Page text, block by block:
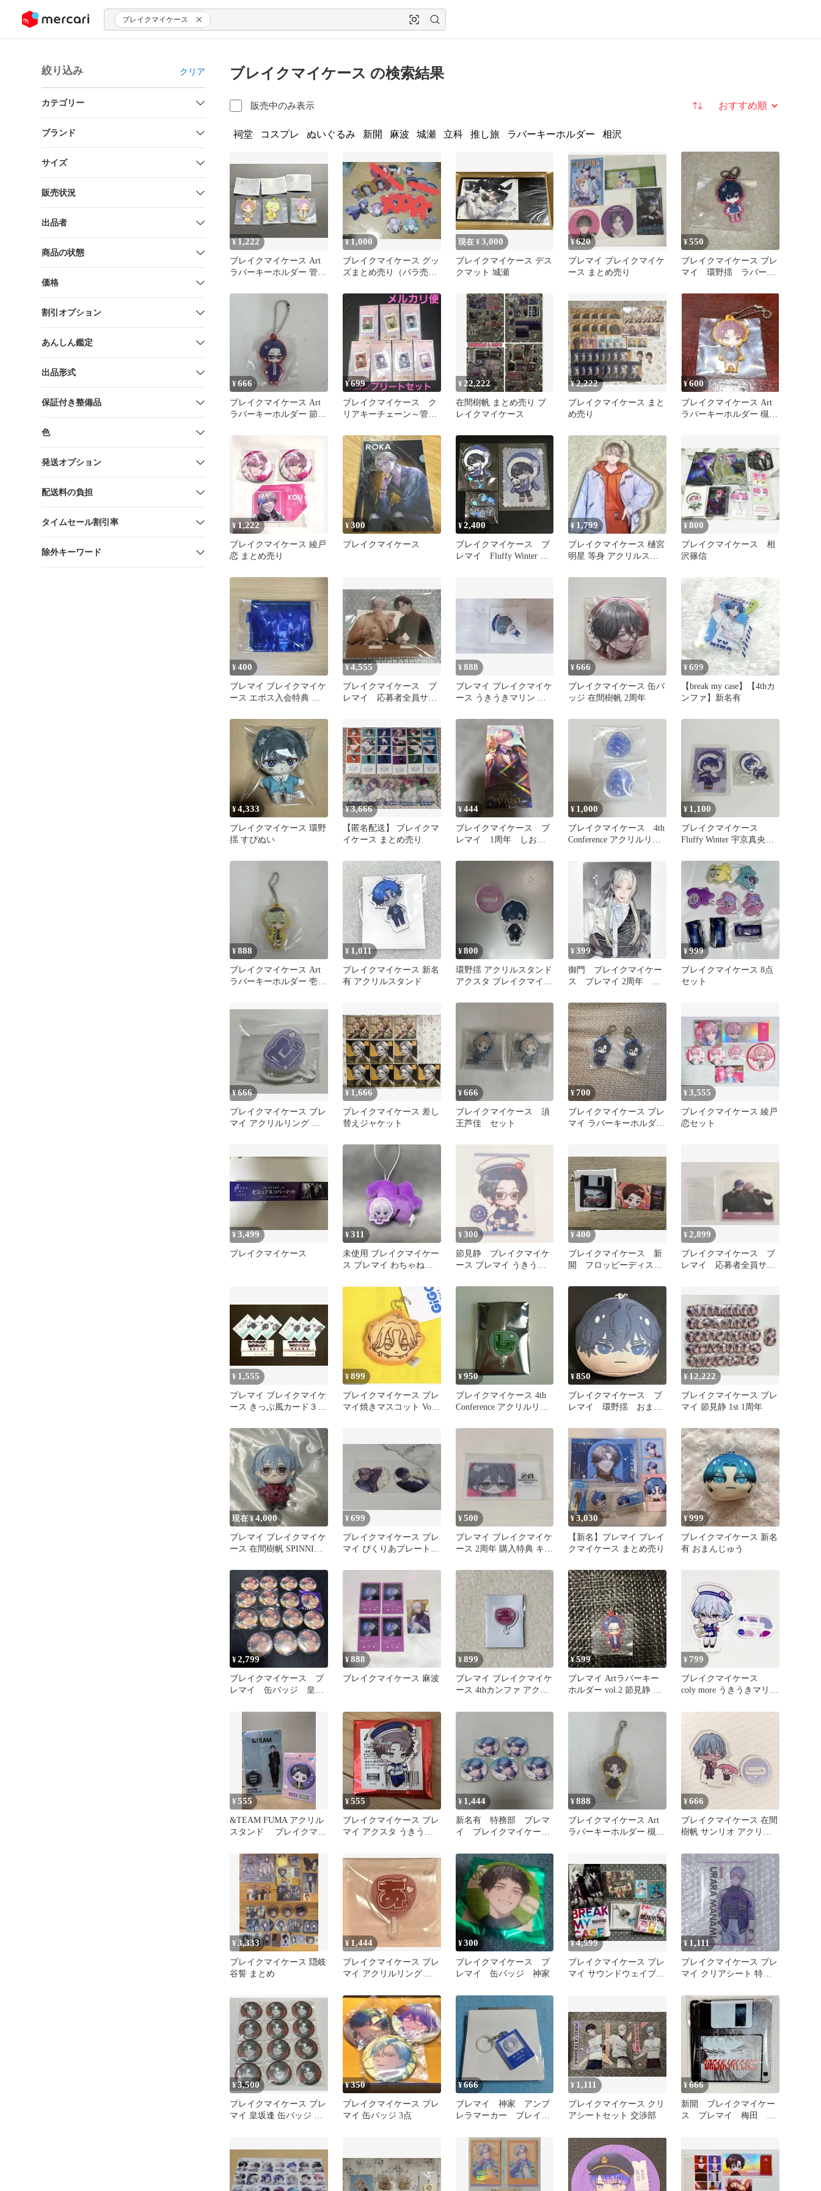
ツにスキップ ブレイクマイケース
絞り込み クリア
カテゴリー
ブランド
サイズ
販売状況
出品者
商品の状態
価格
割引オプション
あんしん鑑定
出品形式
保証付き整備品
色
発送オプション
配送料の負担
タイムセール割引率
除外キーワード
ブレイクマイケース の検索結果
販売中のみ表示 並び替え
祠堂 コスプレ ぬいぐるみ 新開 麻波 城瀬 立科 推し旅 ラバーキーホルダー 相沢
¥ 1,222
ブレイクマイケース Art
ラバーキーホルダー 管理
¥1,000
ブレイクマイケース グッ
ズまとめ売り（バラ売り
現在 ¥3,000
ブレイクマイケース デス
クマット 城瀬
¥620
ブレマイ ブレイクマイケ
ース まとめ売り
¥550
ブレイクマイケース ブレ
マイ 環野揺 ラバーキ
¥666
ブレイクマイケース Art
ラバーキーホルダー 節見
¥699
ブレイクマイケース ク
リアキーチェーン～管理
ット
¥ 22,222
在間樹帆 まとめ売り ブ
レイクマイケース
¥2,222
ブレイクマイケース まと
め売り
¥600
ブレイクマイケース Art
ラバーキーホルダー 槻本
¥1,222
ブレイクマイケース 綾戸
恋 まとめ売り
¥300
ブレイクマイケース
¥2,400
ブレイクマイケース ブ
レマイ Fluffy Winter 環
¥ 1,799
ブレイクマイケース 樋宮
明星 等身 アクリルスタ
¥800
ブレイクマイケース 相
沢篠信
¥400
ブレマイ ブレイクマイケ
ース エポス入会特典 ス
¥4,555
ブレイクマイケース ブ
レマイ 応募者全員サー
¥888
ブレマイ ブレイクマイケ
ース うきうきマリン ミ
¥666
ブレイクマイケース 缶バ
ッジ 在間樹帆 2周年
¥699
【break my case】【4thカ
ンファ】新名有
¥4,333
ブレイクマイケース 環野
揺 すぴぬい
¥3,666
【匿名配送】 ブレイクマ
イケース まとめ売り
¥444
ブレイクマイケース ブ
レマイ 1周年 しお
¥ 1,000
ブレイクマイケース 4th
Conference アクリルリン
¥ 1,100
ブレイクマイケース
Fluffy Winter 宇京真央
¥888
ブレイクマイケース Art
ラバーキーホルダー 壱川
¥ 1,011
ブレイクマイケース 新名
有 アクリルスタンド
¥800
環野揺 アクリルスタンド
アクスタ ブレイクマイケ
¥399
御門 ブレイクマイケー
ス ブレマイ 2周年 マ
¥999
ブレイクマイケース 8点
セット
¥666
ブレイクマイケース ブレ
マイ アクリルリング 隠
¥1,666
ブレイクマイケース 差し
替えジャケット
¥666
ブレイクマイケース 須
王芦佳 セット
¥700
ブレイクマイケース ブレ
マイ ラバーキーホルダー
¥3,555
ブレイクマイケース 綾戸
恋セット
¥3,499
ブレイクマイケース
¥311
未使用 ブレイクマイケー
ス ブレマイ わちゃねむ
¥300
節見静 ブレイクマイケ
ース ブレマイ うきうき
ド
¥400
ブレイクマイケース 新
開 フロッピーディスク
ド
¥ 2,899
ブレイクマイケース ブ
レマイ 応募者全員サー
¥ 1,555
ブレマイ ブレイクマイケ
ース きっぷ風カード３枚
¥899
ブレイクマイケース ブレ
マイ焼きマスコット Vol.2
¥950
ブレイクマイケース 4th
Conference アクリルリン
¥850
ブレイクマイケース ブ
レマイ 環野揺 おまん
ト
¥ 12,222
ブレイクマイケース ブレ
マイ 節見静 1st 1周年
現在 ¥4,000
ブレマイ ブレイクマイケ
ース 在間樹帆 SPINNIES
¥699
ブレイクマイケース ブレ
マイ ぴくりあプレート
¥500
ブレマイ ブレイクマイケ
ース 2周年 購入特典 キャ
¥3,030
【新名】ブレマイ ブレイ
クマイケース まとめ売り
¥999
ブレイクマイケース 新名
有 おまんじゅう
¥2,799
ブレイクマイケース ブ
レマイ 缶バッジ 皇坂
¥888
ブレイクマイケース 麻波
¥899
ブレマイ ブレイクマイケ
ース 4thカンファ アクリ
¥599
ブレマイ Artラバーキー
ホルダー vol.2 節見静 ブ
¥ 799
ブレイクマイケース
coly more うきうきマリ
在間
¥555
&TEAM FUMA アクリル
スタンド ブレイクマイ
¥555
ブレイクマイケース ブレ
マイ アクスタ うきうき
¥ 1,444
新名有 特務部 ブレマ
イ ブレイクマイケー
¥888
ブレイクマイケース Art
ラバーキーホルダー 槻本
¥666
ブレイクマイケース 在間
樹帆 サンリオ アクリル
¥3,333
ブレイクマイケース 隠岐
谷誓 まとめ
¥ 1,444
ブレイクマイケース ブレ
マイ アクリルリング 皇
ンス
¥300
ブレイクマイケース ブ
レマイ 缶バッジ 神家
¥4,599
ブレイクマイケース ブレ
マイ サウンドウェイブ
¥ 1,111
ブレイクマイケース ブレ
マイ クリアシート 特務
¥3,500
ブレイクマイケース ブレ
マイ 皇坂逢 缶バッジ パ
¥350
ブレイクマイケース ブレ
マイ 缶バッジ 3点
¥666
ブレマイ 神家 アンブ
レラマーカー ブレイク
¥ 1,111
ブレイクマイケース クリ
アシートセット 交渉部
¥666
新開 ブレイクマイケー
ス ブレマイ 梅田 フ